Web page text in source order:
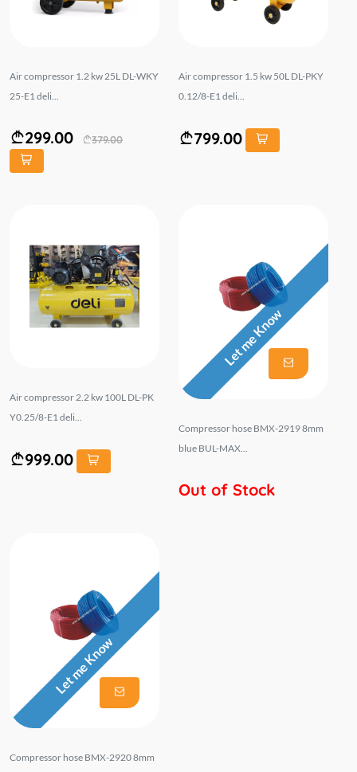
Air compressor 1.2 kw 25L DL-WKY
25-E1 deli...
299.00 379.00
Air compressor 1.5 kw 50L DL-PKY
0.12/8-E1 deli...
799.00
Air compressor 2.2 kw 100L DL-PK
Y0.25/8-E1 deli...
999.00
Let me Know
Compressor hose BMX-2919 8mm
blue BUL-MAX...
Out of Stock
Let me Know
Compressor hose BMX-2920 8mm